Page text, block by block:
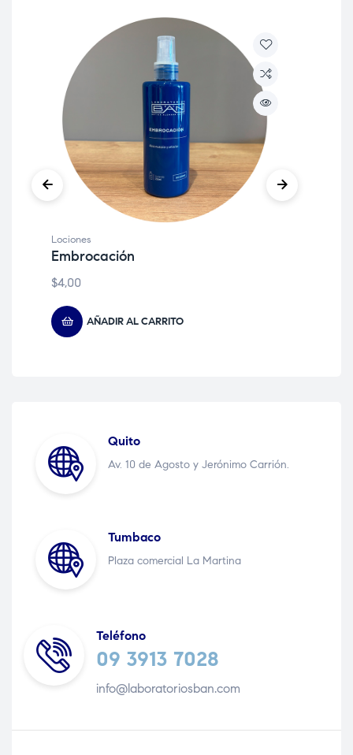
Lociones
Embrocación
$4,00
AÑADIR AL CARRITO
Quito
Av. 10 de Agosto y Jerónimo Carrión.
Tumbaco
Plaza comercial La Martina
Teléfono
09 3913 7028
info@laboratoriosban.com